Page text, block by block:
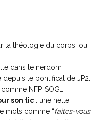
la théologie du corps, ou
dans le nerdom
depuis le pontificat de JP2.
NFP, SOG…
son tic : une nette
mots comme “faites-vous